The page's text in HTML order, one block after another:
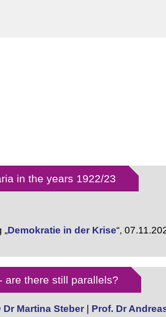
in the years 1922/23
„Demokratie in der Krise“,
are there still parallels?
Dr Martina Steber Prof. Dr